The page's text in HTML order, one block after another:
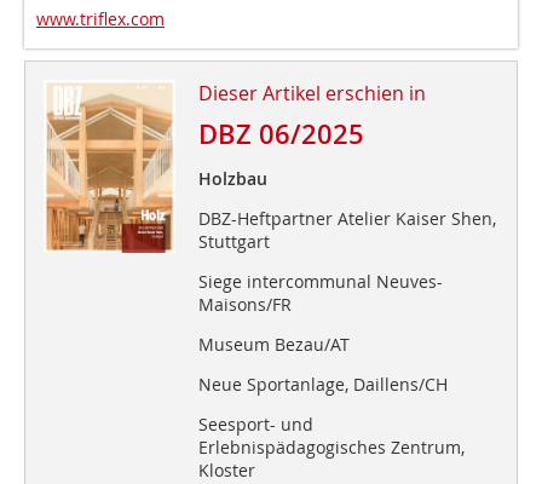
www.triflex.com
Dieser Artikel erschien in
DBZ 06/2025
Holzbau
DBZ-Heftpartner Atelier Kaiser Shen,
Stuttgart
Siege intercommunal Neuves-
Maisons/FR
Museum Bezau/AT
Neue Sportanlage, Daillens/CH
Seesport- und
Erlebnispädagogisches Zentrum,
Kloster